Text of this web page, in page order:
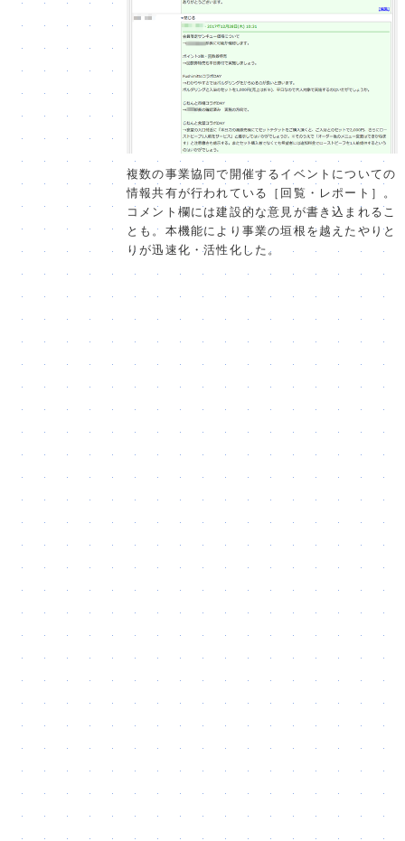
複数の事業協同で開催するイベントについての
情報共有が行われている［回覧・レポート］。
コメント欄には建設的な意見が書き込まれるこ
とも。本機能により事業の垣根を越えたやりと
りが迅速化・活性化した。